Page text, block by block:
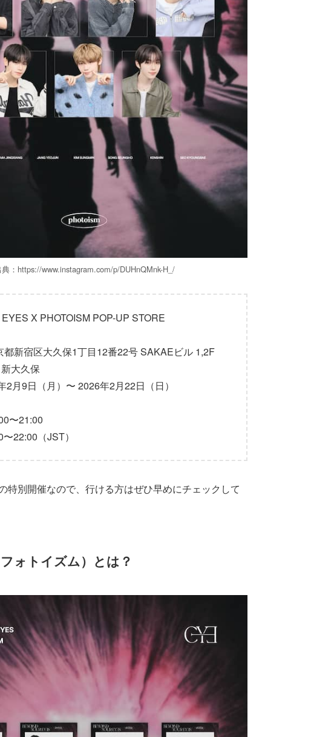
典：https://www.instagram.com/p/DUHnQMnk-H_/
X PHOTOISM POP-UP STORE
都新宿区大久保1丁目12番22号 SAKAEビル 1,2F
大久保
2月9日（月）〜 2026年2月22日（日）
〜21:00
22:00（JST）
特別開催なので、行ける方はぜひ早めにチェックして
ォトイズム）とは？